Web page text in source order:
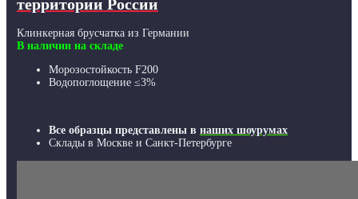
территории России
Клинкерная брусчатка из Германии
В наличии на складе
Морозостойкость F200
Водопоглощение ≤3%
Все образцы представлены в наших шоурумах
Склады в Москве и Санкт-Петербурге